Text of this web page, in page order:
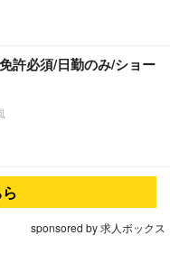
許必須/日勤のみ/ショー
sponsored by 求人ボックス